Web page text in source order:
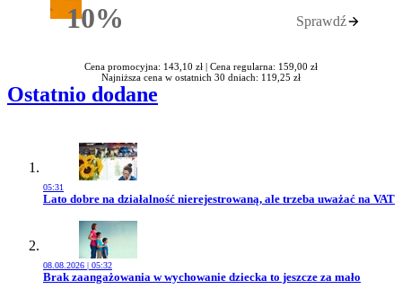
10%Rabatu Sprawdź
Cena promocyjna: 143,10 zł | Cena regularna: 159,00 zł
Najniższa cena w ostatnich 30 dniach: 119,25 zł
Ostatnio dodane
05:31
Przejdź do artykułu:
Lato dobre na działalność nierejestrowaną, ale trzeba uważać na VAT
08.08.2026 | 05:32
Przejdź do artykułu:
Brak zaangażowania w wychowanie dziecka to jeszcze za mało